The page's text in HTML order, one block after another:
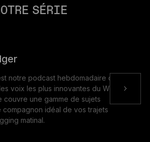
SÉRIE
notre podcast hebdomadaire qui
voix les plus innovantes du Web3.
couvre une gamme de sujets
compagnon idéal de vos trajets
matinal.